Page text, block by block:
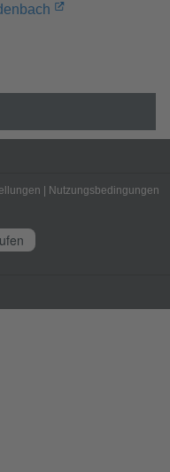
Nutzungsbedingungen